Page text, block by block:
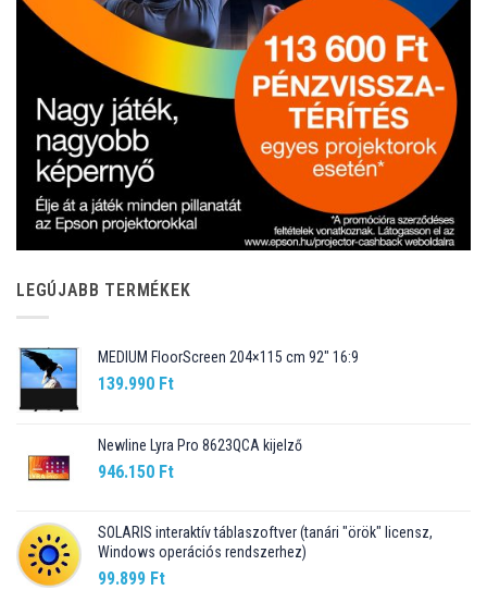
LEGÚJABB TERMÉKEK
MEDIUM FloorScreen 204×115 cm 92″ 16:9
139.990 Ft
Newline Lyra Pro 8623QCA kijelző
946.150 Ft
SOLARIS interaktív táblaszoftver (tanári "örök" licensz,
Windows operációs rendszerhez)
99.899 Ft